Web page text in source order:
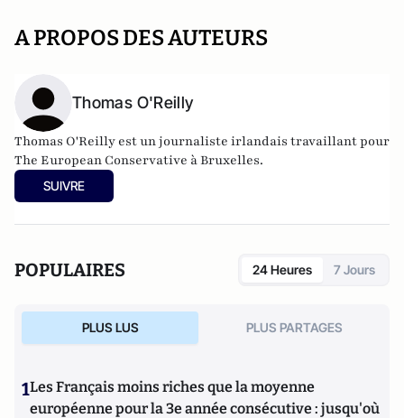
A PROPOS DES AUTEURS
Thomas O'Reilly
Thomas O'Reilly est un journaliste irlandais travaillant pour
The European Conservative à Bruxelles.
SUIVRE
POPULAIRES 24 Heures 7 Jours
PLUS LUS PLUS PARTAGES
1Les Français moins riches que la moyenne
européenne pour la 3e année consécutive : jusqu'où